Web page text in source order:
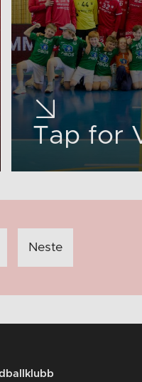
Tap for
Neste